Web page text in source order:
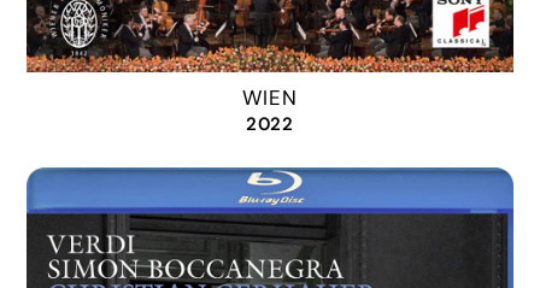
WIEN
2022